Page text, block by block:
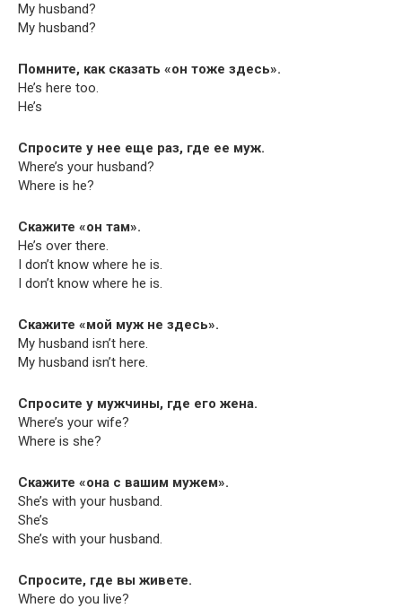
My husband?
My husband?
Помните, как сказать «он тоже здесь».
He’s here too.
He’s
Спросите у нее еще раз, где ее муж.
Where’s your husband?
Where is he?
Скажите «он там».
He’s over there.
I don’t know where he is.
I don’t know where he is.
Скажите «мой муж не здесь».
My hus­band isn’t here.
My hus­band isn’t here.
Спросите у мужчины, где его жена.
Where’s your wife?
Where is she?
Скажите «она с вашим мужем».
She’s with your husband.
She’s
She’s with your husband.
Спросите, где вы живете.
Where do you live?